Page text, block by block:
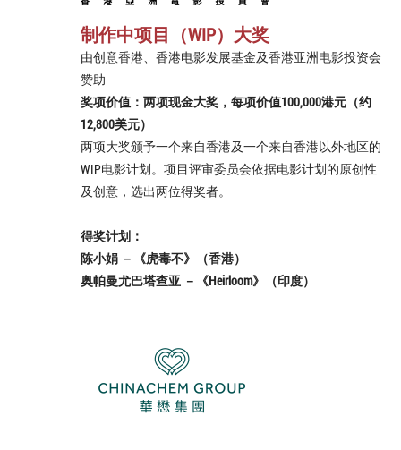
制作中项目（WIP）大奖
由创意香港、香港电影发展基金及香港亚洲电影投资会
赞助
奖项价值：两项现金大奖，每项价值100,000港元（约
12,800美元）
两项大奖颁予一个来自香港及一个来自香港以外地区的
WIP电影计划。项目评审委员会依据电影计划的原创性
及创意，选出两位得奖者。
得奖计划：
陈小娟 －《虎毒不》（香港）
奥帕曼尤巴塔查亚 －《Heirloom》（印度）